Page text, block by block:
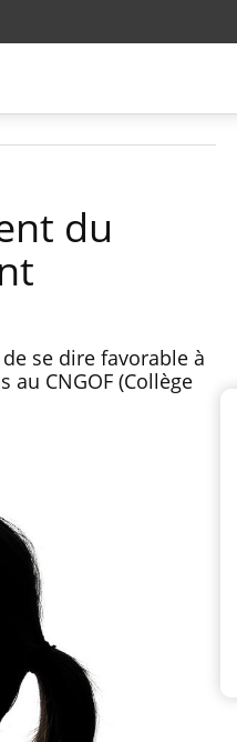
du
se dire favorable à
CNGOF (Collège